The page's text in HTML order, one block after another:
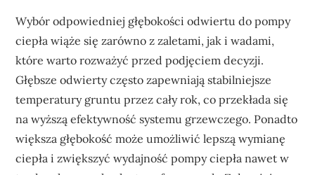
Wybór odpowiedniej głębokości odwiertu do pompy
ciepła wiąże się zarówno z zaletami, jak i wadami,
które warto rozważyć przed podjęciem decyzji.
Głębsze odwierty często zapewniają stabilniejsze
temperatury gruntu przez cały rok, co przekłada się
na wyższą efektywność systemu grzewczego. Ponadto
większa głębokość może umożliwić lepszą wymianę
ciepła i zwiększyć wydajność pompy ciepła nawet w